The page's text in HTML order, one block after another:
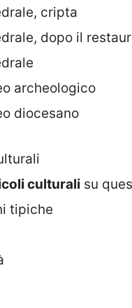
cripta
dopo il
archeologico
diocesano
culturali su
tipiche